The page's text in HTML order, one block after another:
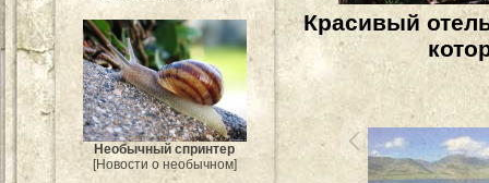
Необычный спринтер
[Новости о необычном]
Красивый